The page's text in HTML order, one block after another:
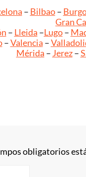
– Bilbao–
Gran
– Lleida –Lugo–
–Valencia –
Mérida –Jerez–
obligatorios